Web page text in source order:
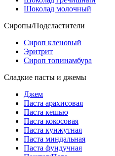
Шоколад молочный
Сиропы/Подсластители
Сироп кленовый
Эритрит
Сироп топинамбура
Сладкие пасты и джемы
Джем
Паста арахисовая
Паста кешью
Паста кокосовая
Паста кунжутная
Паста миндальная
Паста фундучная